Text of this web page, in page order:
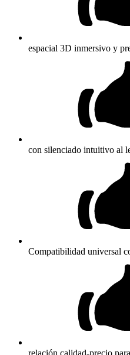
espacial 3D inmersivo y
con silenciado intuitivo al
Compatibilidad universal
relación calidad-precio